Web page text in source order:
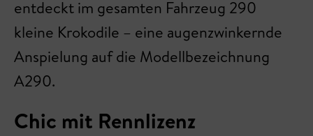
entdeckt im gesamten Fahrzeug 290
kleine Krokodile – eine augenzwinkernde
Anspielung auf die Modellbezeichnung
A290.
Chic mit Rennlizenz